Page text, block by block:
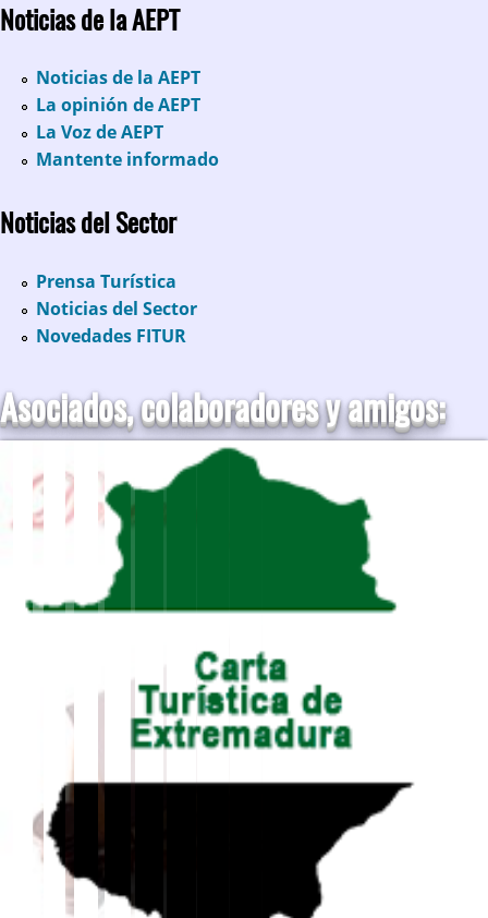
Noticias de la AEPT
Noticias de la AEPT
La opinión de AEPT
La Voz de AEPT
Mantente informado
Noticias del Sector
Prensa Turística
Noticias del Sector
Novedades FITUR
Asociados, colaboradores y amigos: